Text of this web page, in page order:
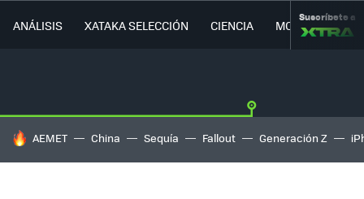
ANÁLISIS XATAKA SELECCIÓN CIENCIA MOVILIDAD
Suscríbete a
HOY SE HABLA DE
AEMET China Sequía Fallout Generación Z